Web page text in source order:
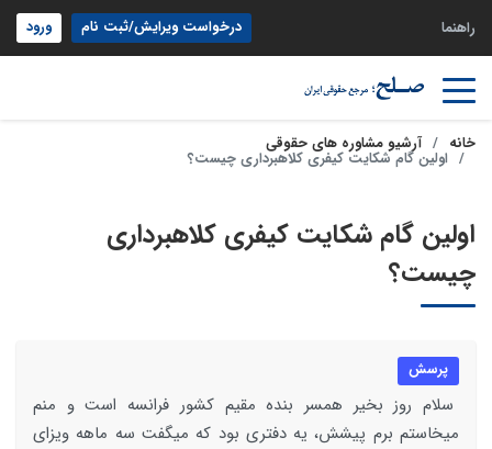
راهنما درخواست ویرایش/ثبت نام ورود
خانه آرشیو مشاوره های حقوقی
اولین گام شکایت کیفری کلاهبرداری چیست؟
اولین گام شکایت کیفری کلاهبرداری
چیست؟
پرسش
سلام روز بخیر همسر بنده مقیم کشور فرانسه است و منم
میخاستم برم پیشش، یه دفتری بود که میگفت سه ماهه ویزای